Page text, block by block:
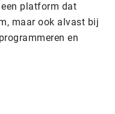
platform dat
maar ook alvast bij
en